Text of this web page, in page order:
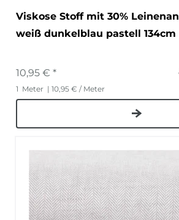
Viskose Stoff mit 30%
weiß dunkelblau pastell 134cm
10,95 € *
1 Meter | 10,95 € / Meter